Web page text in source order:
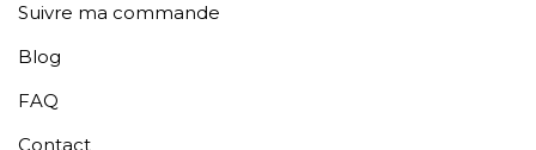
Suivre ma commande
Blog
FAQ
Contact